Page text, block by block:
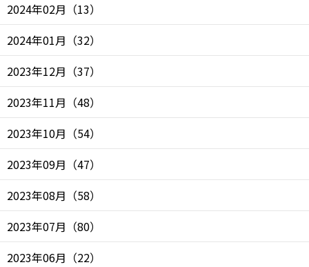
2024年02月 （13）
2024年01月 （32）
2023年12月 （37）
2023年11月 （48）
2023年10月 （54）
2023年09月 （47）
2023年08月 （58）
2023年07月 （80）
2023年06月 （22）